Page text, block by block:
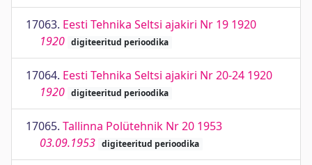
17063. Eesti Tehnika Seltsi ajakiri Nr 19 1920
1920 digiteeritud perioodika
17064. Eesti Tehnika Seltsi ajakiri Nr 20-24 1920
1920 digiteeritud perioodika
17065. Tallinna Polütehnik Nr 20 1953
03.09.1953 digiteeritud perioodika